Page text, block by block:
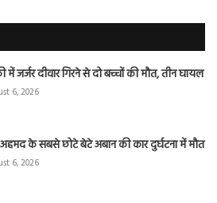
में जर्जर दीवार गिरने से दो बच्चों की मौत, तीन घायल
6, 2026
के सबसे छोटे बेटे अबान की कार दुर्घटना में मौत
6, 2026